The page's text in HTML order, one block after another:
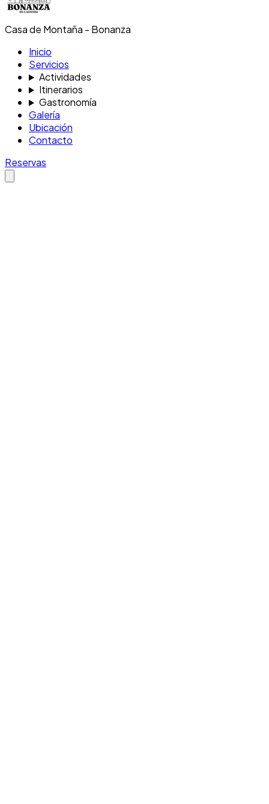
Casa de Montaña - Bonanza
Inicio
Servicios
Actividades
Itinerarios
Gastronomía
Galería
Ubicación
Contacto
Reservas